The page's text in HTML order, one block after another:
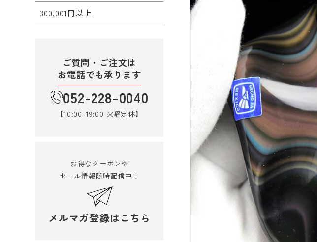
300,001円以上
ご質問・ご注文は
お電話でも承ります
052-228-0040
【10:00-19:00 火曜定休】
お得なクーポンや
セール情報随時配信中！
メルマガ登録はこちら